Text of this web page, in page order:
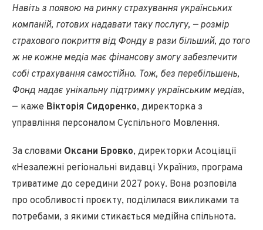
Навіть з появою на ринку страхування українських
компаній, готових надавати таку послугу, — розмір
страхового покриття від Фонду в рази більший, до того
ж не кожне медіа має фінансову змогу забезпечити
собі страхування самостійно. Тож, без перебільшень,
Фонд надає унікальну підтримку українським медіа»,
— каже Вікторія Сидоренко, директорка з
управління персоналом Суспільного Мовлення.
За словами Оксани Бровко, директорки Асоціації
«Незалежні регіональні видавці України», програма
триватиме до середини 2027 року. Вона розповіла
про особливості проєкту, поділилася викликами та
потребами, з якими стикається медійна спільнота.